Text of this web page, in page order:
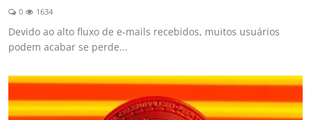
0 1634
Devido ao alto fluxo de e-mails recebidos, muitos usuários
podem acabar se perde...